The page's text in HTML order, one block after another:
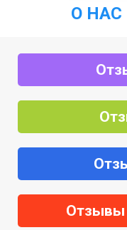
О
Отзывы